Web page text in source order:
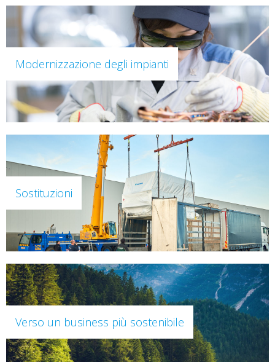
Modernizzazione degli impianti
Sostituzioni
Verso un business più sostenibile